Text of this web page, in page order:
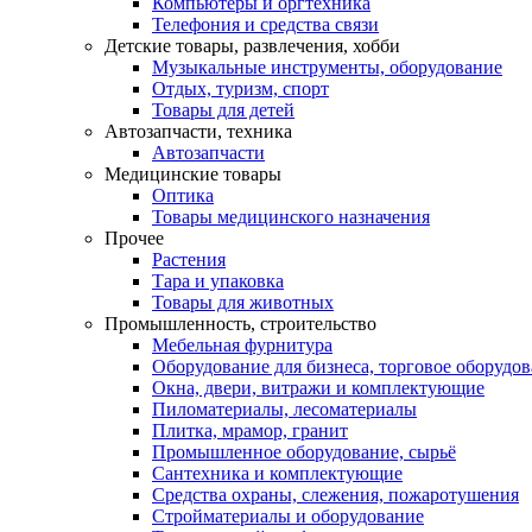
Телефония и средства связи
Детские товары, развлечения, хобби
Музыкальные инструменты, оборудование
Отдых, туризм, спорт
Товары для детей
Автозапчасти, техника
Автозапчасти
Медицинские товары
Оптика
Товары медицинского назначения
Прочее
Растения
Тара и упаковка
Товары для животных
Промышленность, строительство
Мебельная фурнитура
Оборудование для бизнеса, торговое
Окна, двери, витражи и комплектующие
Пиломатериалы, лесоматериалы
Плитка, мрамор, гранит
Промышленное оборудование, сырьё
Сантехника и комплектующие
Средства охраны, слежения, пожаротушения
Стройматериалы и оборудование